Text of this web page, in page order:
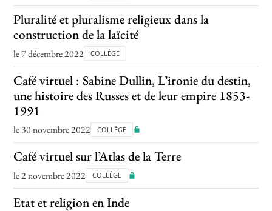
Pluralité et pluralisme religieux dans la
construction de la laïcité
le 7 décembre 2022 COLLÈGE
Café virtuel : Sabine Dullin, L’ironie du destin,
une histoire des Russes et de leur empire 1853-
1991
le 30 novembre 2022 COLLÈGE
Café virtuel sur l’Atlas de la Terre
le 2 novembre 2022 COLLÈGE
Etat et religion en Inde